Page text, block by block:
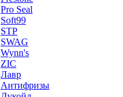
Pro Seal
Soft99
STP
SWAG
Wynn's
ZIC
Лавр
Антифризы